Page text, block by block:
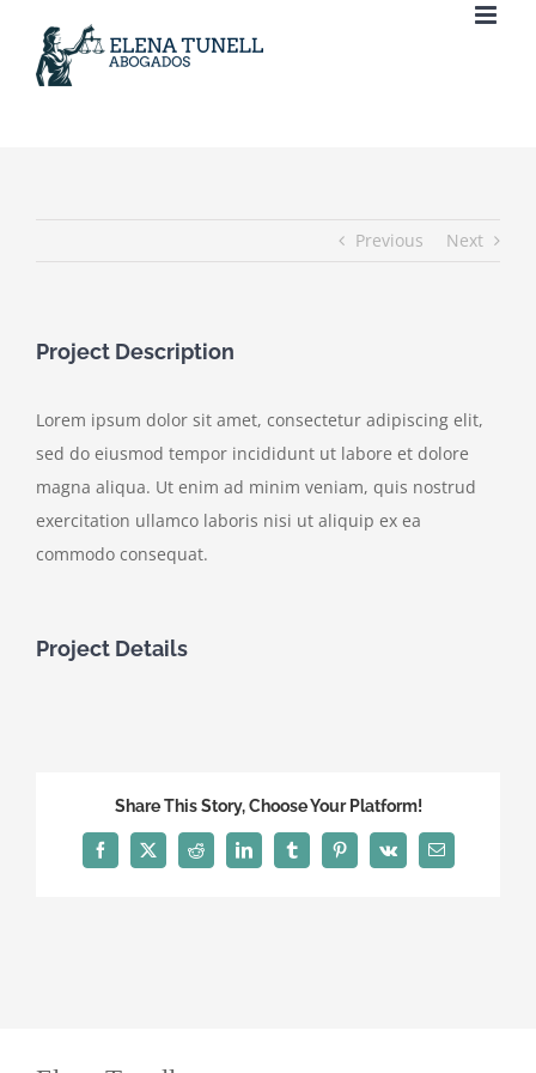
contenido
Previous Next
Project Description
Lorem ipsum dolor sit amet, consectetur adipiscing elit,
sed do eiusmod tempor incididunt ut labore et dolore
magna aliqua. Ut enim ad minim veniam, quis nostrud
exercitation ullamco laboris nisi ut aliquip ex ea
commodo consequat.
Project Details
Share This Story, Choose Your Platform!
Facebook
X Reddit LinkedInTumblrPinterest
Vk
Correo
electrónico